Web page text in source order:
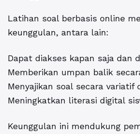
Latihan soal berbasis online
keunggulan, antara lain:
Dapat diakses kapan saja dan
Memberikan umpan balik
Menyajikan soal secara variatif
Meningkatkan literasi digital
Keunggulan ini mendukung